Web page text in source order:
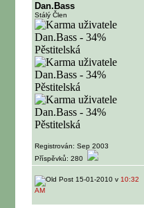
Dan.Bass
Stálý Člen
Registrován: Sep 2003
Příspěvků: 280
15-01-2010 v 10:32
AM